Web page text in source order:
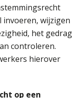
invoeren, wijzigen
het gedrag
controleren.
hierover
op een
Online Opleiding Praktijkdiploma Loonadministratie (PDL)
Summercourse Internationaal/grensoverschrijdend werken